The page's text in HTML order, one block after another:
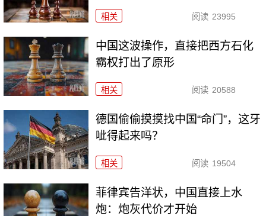
相关 阅读 23995
中国这波操作，直接把西方石化
霸权打出了原形
相关 阅读 20588
德国偷偷摸摸找中国“命门”，这牙
呲得起来吗？
相关 阅读 19504
菲律宾告洋状，中国直接上水
炮：炮灰代价才开始